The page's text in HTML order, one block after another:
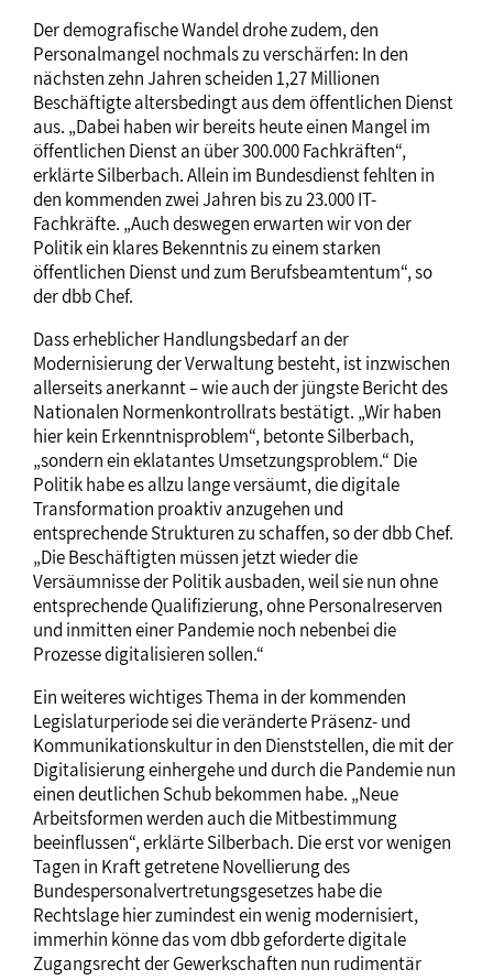
Der demografische Wandel drohe zudem, den
Personalmangel nochmals zu verschärfen: In den
nächsten zehn Jahren scheiden 1,27 Millionen
Beschäftigte altersbedingt aus dem öffentlichen Dienst
aus. „Dabei haben wir bereits heute einen Mangel im
öffentlichen Dienst an über 300.000 Fachkräften“,
erklärte Silberbach. Allein im Bundesdienst fehlten in
den kommenden zwei Jahren bis zu 23.000 IT-
Fachkräfte. „Auch deswegen erwarten wir von der
Politik ein klares Bekenntnis zu einem starken
öffentlichen Dienst und zum Berufsbeamtentum“, so
der dbb Chef.
Dass erheblicher Handlungsbedarf an der
Modernisierung der Verwaltung besteht, ist inzwischen
allerseits anerkannt – wie auch der jüngste Bericht des
Nationalen Normenkontrollrats bestätigt. „Wir haben
hier kein Erkenntnisproblem“, betonte Silberbach,
„sondern ein eklatantes Umsetzungsproblem.“ Die
Politik habe es allzu lange versäumt, die digitale
Transformation proaktiv anzugehen und
entsprechende Strukturen zu schaffen, so der dbb Chef.
„Die Beschäftigten müssen jetzt wieder die
Versäumnisse der Politik ausbaden, weil sie nun ohne
entsprechende Qualifizierung, ohne Personalreserven
und inmitten einer Pandemie noch nebenbei die
Prozesse digitalisieren sollen.“
Ein weiteres wichtiges Thema in der kommenden
Legislaturperiode sei die veränderte Präsenz- und
Kommunikationskultur in den Dienststellen, die mit der
Digitalisierung einhergehe und durch die Pandemie nun
einen deutlichen Schub bekommen habe. „Neue
Arbeitsformen werden auch die Mitbestimmung
beeinflussen“, erklärte Silberbach. Die erst vor wenigen
Tagen in Kraft getretene Novellierung des
Bundespersonalvertretungsgesetzes habe die
Rechtslage hier zumindest ein wenig modernisiert,
immerhin könne das vom dbb geforderte digitale
Zugangsrecht der Gewerkschaften nun rudimentär